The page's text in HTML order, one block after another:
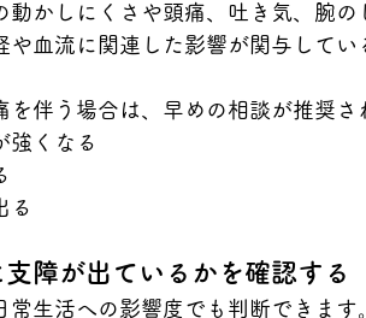
動かしにくさや頭痛、吐き気、腕
や血流に関連した影響が関与してい
を伴う場合は、早めの相談が推奨さ
強くなる
る
障が出ているかを確認する
常生活への影響度でも判断できま